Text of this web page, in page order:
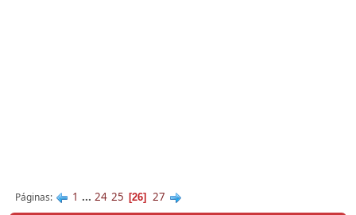
Páginas 1 ... 24 25 26 27